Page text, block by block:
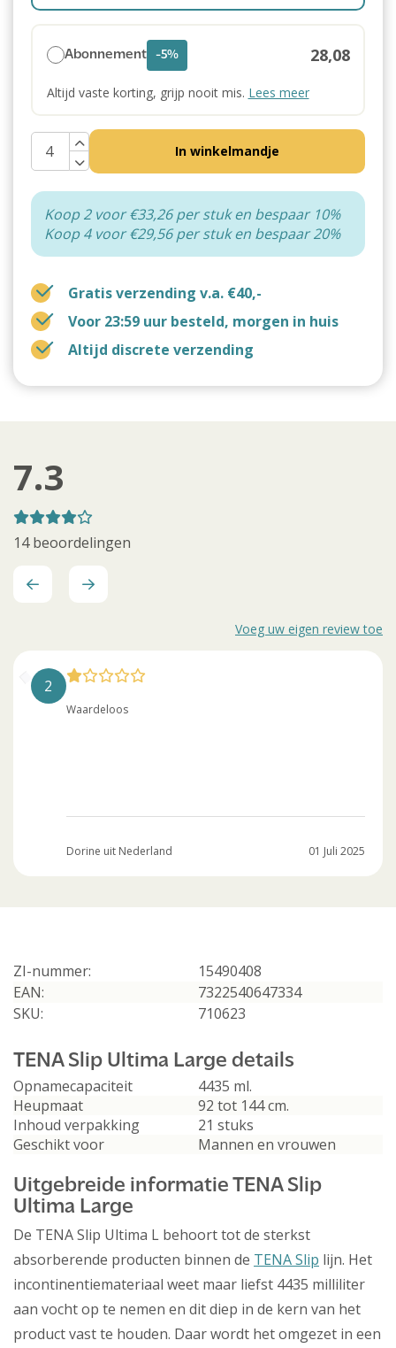
Abonnement -5% 28,08
Altijd vaste korting, grijp nooit mis. Lees meer
In winkelmandje
Koop 2 voor €33,26 per stuk en bespaar 10%
Koop 4 voor €29,56 per stuk en bespaar 20%
Gratis verzending v.a. €40,-
Voor 23:59 uur besteld, morgen in huis
Altijd discrete verzending
7.3
14 beoordelingen
Voeg uw eigen review toe
2
Waardeloos
Dorine uit Nederland 01 Juli 2025
ZI-nummer:
15490408
EAN:
7322540647334
SKU:
710623
TENA Slip Ultima Large details
Opnamecapaciteit
4435 ml.
Heupmaat
92 tot 144 cm.
Inhoud verpakking
21 stuks
Geschikt voor
Mannen en vrouwen
Uitgebreide informatie TENA Slip
Ultima Large
De TENA Slip Ultima L behoort tot de sterkst
absorberende producten binnen de TENA Slip lijn. Het
incontinentiemateriaal weet maar liefst 4435 milliliter
aan vocht op te nemen en dit diep in de kern van het
product vast te houden. Daar wordt het omgezet in een